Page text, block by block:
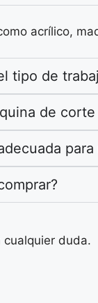
acrílico,
tipo de
de corte
duda.